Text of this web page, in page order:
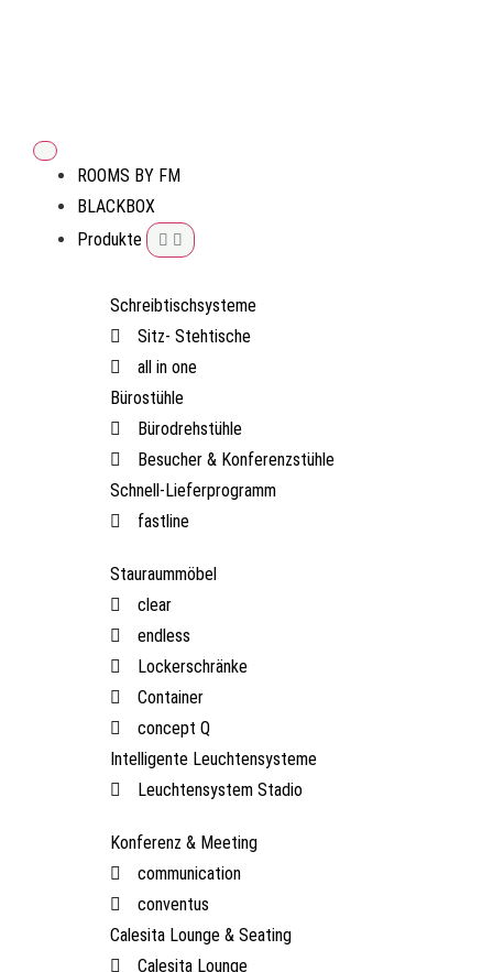
ROOMS BY FM
BLACKBOX
Produkte
Schreibtischsysteme
Sitz- Stehtische
all in one
Bürostühle
Bürodrehstühle
Besucher & Konferenzstühle
Schnell-Lieferprogramm
fastline
Stauraummöbel
clear
endless
Lockerschränke
Container
concept Q
Intelligente Leuchtensysteme
Leuchtensystem Stadio
Konferenz & Meeting
communication
conventus
Calesita Lounge & Seating
Calesita Lounge